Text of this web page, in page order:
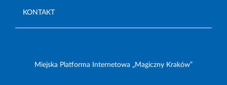
KONTAKT
Miejska Platforma Internetowa „Magiczny Kraków”